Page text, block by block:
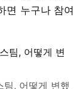
면 누구나 참여
, 어떻게 변했